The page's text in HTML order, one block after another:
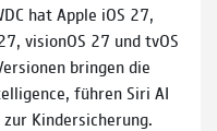
hat Apple iOS 27,
visionOS 27 und tvOS
bringen die
führen Siri AI
Kindersicherung.